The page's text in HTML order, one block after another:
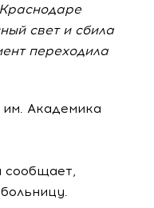
свет и сбила
переходила
Академика
сообщает,